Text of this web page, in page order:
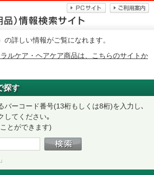
の詳しい情報がご覧になれます。
ルケア・ヘアケア商品は、こちらのサイトか
探す
バーコード番号(13桁もしくは8桁)を入力し､
してください｡
とができます)
」